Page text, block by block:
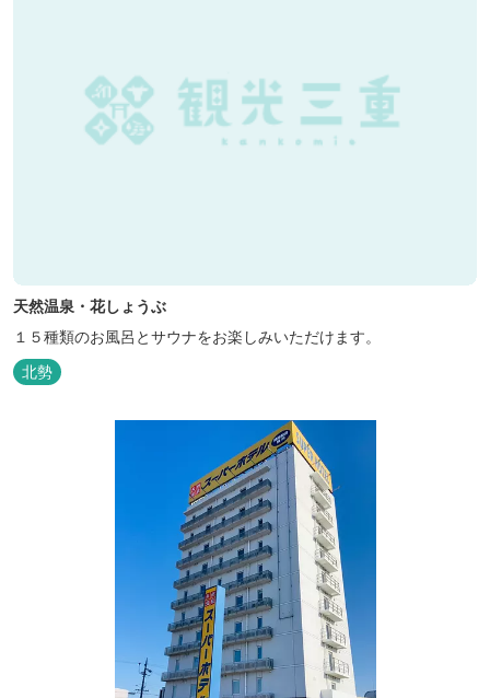
天然温泉・花しょうぶ
１５種類のお風呂とサウナをお楽しみいただけます。
北勢